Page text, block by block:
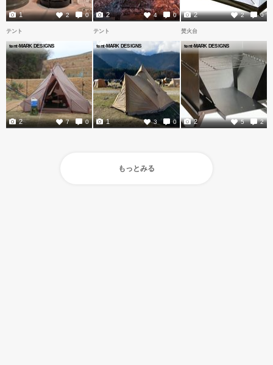
2 0
1 4 0
2 2 0
2
テント
tent-MARK DESIGNS
7 0
2
テント
tent-MARK DESIGNS
3 0
1
焚火台
tent-MARK DESIGNS
5 2
2
もっとみる